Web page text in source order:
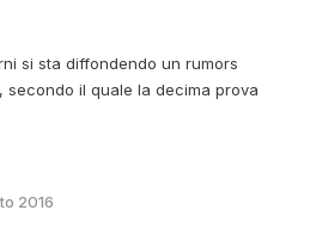
si sta diffondendo un rumors
secondo il quale la decima prova
2016